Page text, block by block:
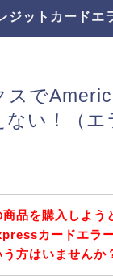
ジットカードエ
スで
ない！（エ
品を購入しよう
カードエラ
方はいませんか